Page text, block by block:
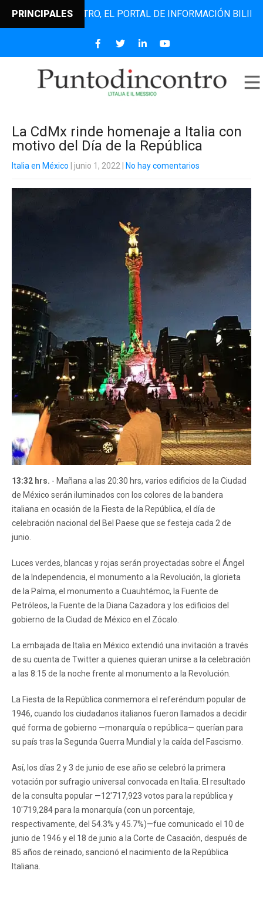
PRINCIPALES EL PORTAL DE INFORMACIÓN BILINGÜE
La CdMx rinde homenaje a Italia con
motivo del Día de la República
Italia en México | junio 1, 2022 No hay comentarios
13:32 hrs. - Mañana a las 20:30 hrs, varios edificios de la Ciudad
de México serán iluminados con los colores de la bandera
italiana en ocasión de la Fiesta de la República, el día de
celebración nacional del Bel Paese que se festeja cada 2 de
junio.
Luces verdes, blancas y rojas serán proyectadas sobre el Ángel
de la Independencia, el monumento a la Revolución, la glorieta
de la Palma, el monumento a Cuauhtémoc, la Fuente de
Petróleos, la Fuente de la Diana Cazadora y los edificios del
gobierno de la Ciudad de México en el Zócalo.
La embajada de Italia en México extendió una invitación a través
de su cuenta de Twitter a quienes quieran unirse a la celebración
a las 8:15 de la noche frente al monumento a la Revolución.
La Fiesta de la República conmemora el referéndum popular de
1946, cuando los ciudadanos italianos fueron llamados a decidir
qué forma de gobierno —monarquía o república— querían para
su país tras la Segunda Guerra Mundial y la caída del Fascismo.
Así, los días 2 y 3 de junio de ese año se celebró la primera
votación por sufragio universal convocada en Italia. El resultado
de la consulta popular —12'717,923 votos para la república y
10'719,284 para la monarquía (con un porcentaje,
respectivamente, del 54.3% y 45.7%)—fue comunicado el 10 de
junio de 1946 y el 18 de junio a la Corte de Casación, después de
85 años de reinado, sancionó el nacimiento de la República
Italiana.